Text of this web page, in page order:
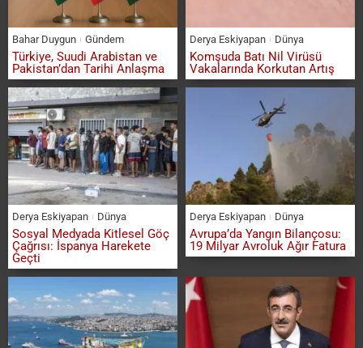
Bahar Duygun Gündem
Türkiye, Suudi Arabistan ve
Pakistan’dan Tarihi Anlaşma
Derya Eskiyapan Dünya
Komşuda Batı Nil Virüsü
Vakalarında Korkutan Artış
Derya Eskiyapan Dünya
Sosyal Medyada Kitlesel Göç
Çağrısı: İspanya Harekete
Geçti
Derya Eskiyapan Dünya
Avrupa’da Yangın Bilançosu:
19 Milyar Avroluk Ağır Fatura